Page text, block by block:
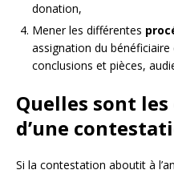
donation,
Mener les différentes
assignation du
conclusions et pièces,
Quelles sont
d’une
Si la contestation aboutit à